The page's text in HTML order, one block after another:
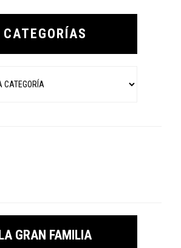
CATEGORÍAS
LA GRAN FAMILIA